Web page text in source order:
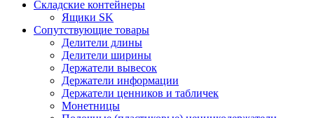
Складские контейнеры
Ящики SK
Сопутствующие товары
Делители длины
Делители ширины
Держатели вывесок
Держатели информации
Держатели ценников и табличек
Монетницы